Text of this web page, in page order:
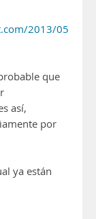
2013/05/
que
así,
por
ya están